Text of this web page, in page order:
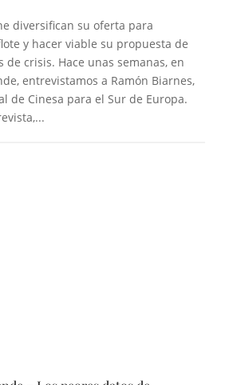
diversifican su oferta para
y hacer viable su propuesta de
de crisis. Hace unas semanas, en
entrevistamos a Ramón Biarnes,
de Cinesa para el Sur de Europa.